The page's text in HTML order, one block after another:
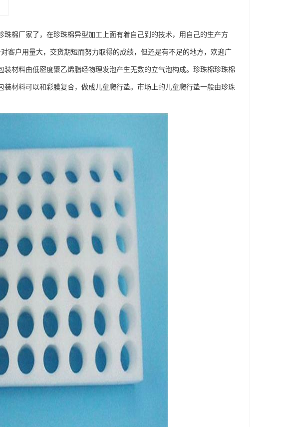
棉厂家了，在珍珠棉异型加工上面有着自己到的技术，用自己的生产方
客户用量大，交货期短而努力取得的成绩，但还是有不足的地方，欢迎广
材料由低密度聚乙烯脂经物理发泡产生无数的立气泡构成。珍珠棉珍珠棉
材料可以和彩膜复合，做成儿童爬行垫。市场上的儿童爬行垫一般由珍珠